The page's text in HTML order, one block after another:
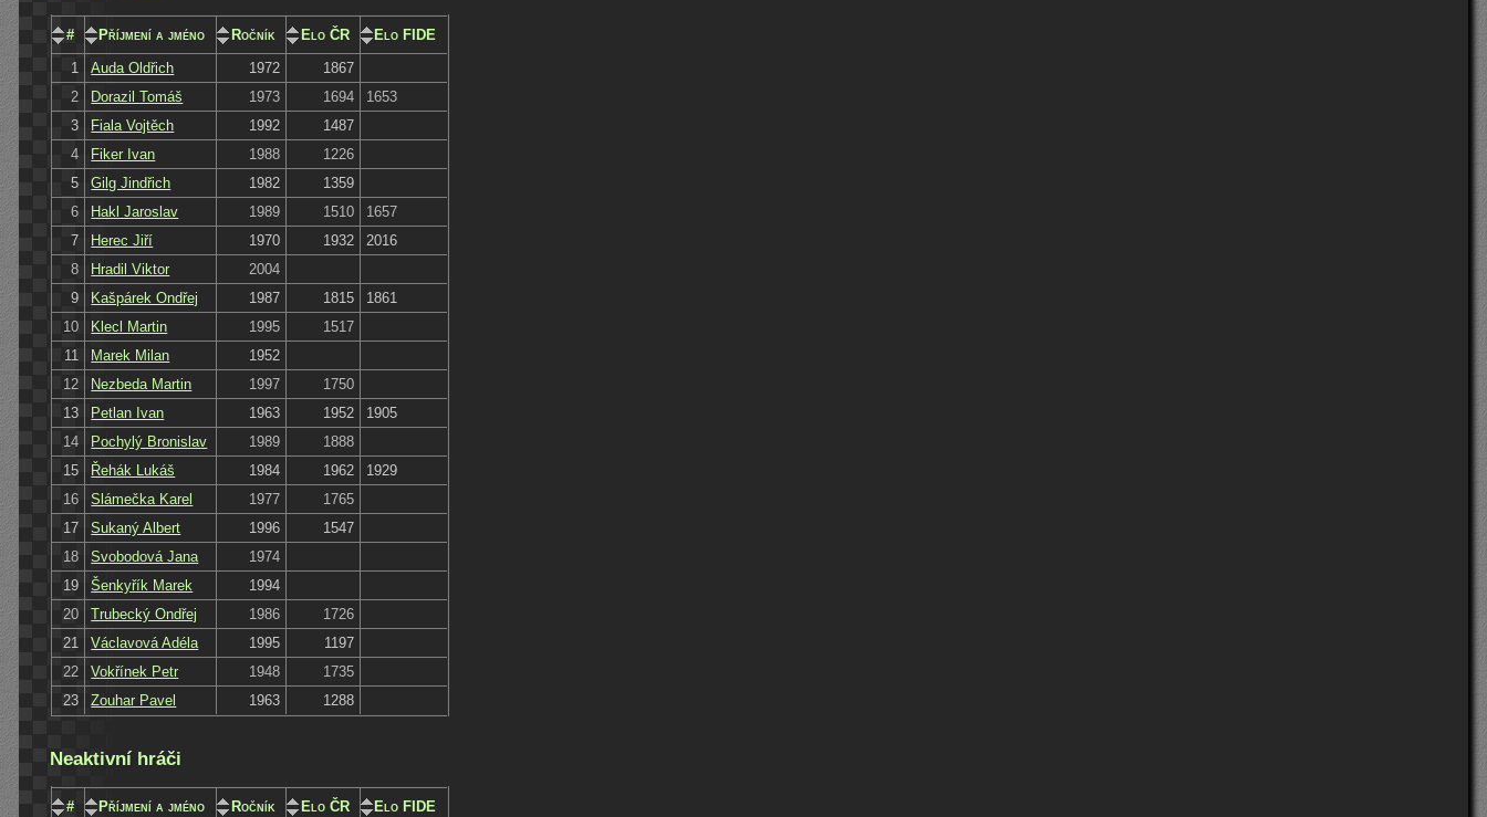
# Příjmení a jméno Ročník Elo ČR
Elo FIDE
1
Auda Oldřich 1972
1867
2
Dorazil Tomáš 1973 1694
1653
3
Fiala Vojtěch 1992
1487
4
Fiker Ivan 1988
1226
5
Gilg Jindřich 1982
1359
6
Hakl Jaroslav 1989 1510
1657
7
Herec Jiří 1970 1932
2016
8
Hradil Viktor
2004
9
Kašpárek Ondřej 1987 1815
1861
10
Klecl Martin 1995
1517
11
Marek Milan
1952
12
Nezbeda Martin 1997
1750
13
Petlan Ivan 1963 1952
1905
14
Pochylý Bronislav 1989
1888
15
Řehák Lukáš 1984 1962
1929
16
Slámečka Karel 1977
1765
17
Sukaný Albert 1996
1547
18
Svobodová Jana
1974
19
Šenkyřík Marek
1994
20
Trubecký Ondřej 1986
1726
21
Václavová Adéla 1995
1197
22
Vokřínek Petr 1948
1735
23
Zouhar Pavel 1963 1288
Neaktivní hráči
# Příjmení a jméno Ročník Elo ČR
Elo FIDE